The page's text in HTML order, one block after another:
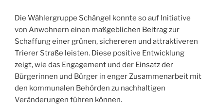
Die Wählergruppe Schängel konnte so auf Initiative
von Anwohnern einen maßgeblichen Beitrag zur
Schaffung einer grünen, sichereren und attraktiveren
Trierer Straße leisten. Diese positive Entwicklung
zeigt, wie das Engagement und der Einsatz der
Bürgerinnen und Bürger in enger Zusammenarbeit mit
den kommunalen Behörden zu nachhaltigen
Veränderungen führen können.